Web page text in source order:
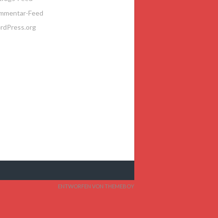
Feed
ENTWORFEN VON THEMEBOY